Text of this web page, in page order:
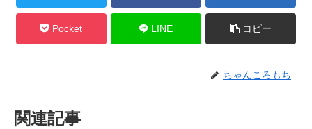
Pocket LINE コピー
ちゃんころもち
関連記事